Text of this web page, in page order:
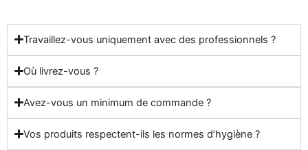
Travaillez-vous uniquement avec des professionnels ?
Où livrez-vous ?
Avez-vous un minimum de commande ?
Vos produits respectent-ils les normes d’hygiène ?